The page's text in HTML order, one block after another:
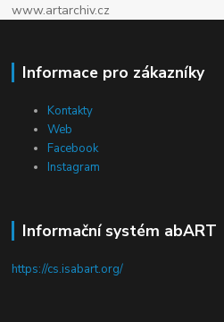
www.artarchiv.cz
Informace pro zákazníky
Kontakty
Web
Facebook
Instagram
Informační systém abART
https://cs.isabart.org/